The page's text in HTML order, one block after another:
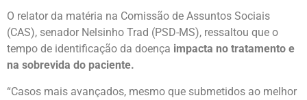
O relator da matéria na Comissão de Assuntos Sociais
(CAS), senador Nelsinho Trad (PSD-MS), ressaltou que o
tempo de identificação da doença impacta no tratamento e
na sobrevida do paciente.
“Casos mais avançados, mesmo que submetidos ao melhor